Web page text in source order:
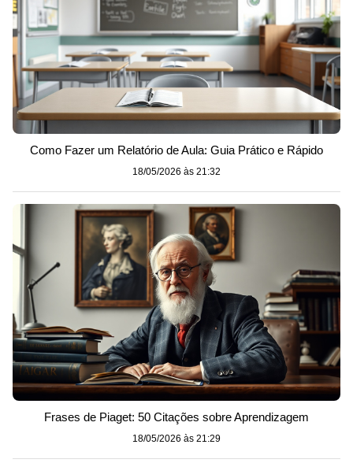
Como Fazer um Relatório de Aula: Guia Prático e Rápido
18/05/2026 às 21:32
Frases de Piaget: 50 Citações sobre Aprendizagem
18/05/2026 às 21:29